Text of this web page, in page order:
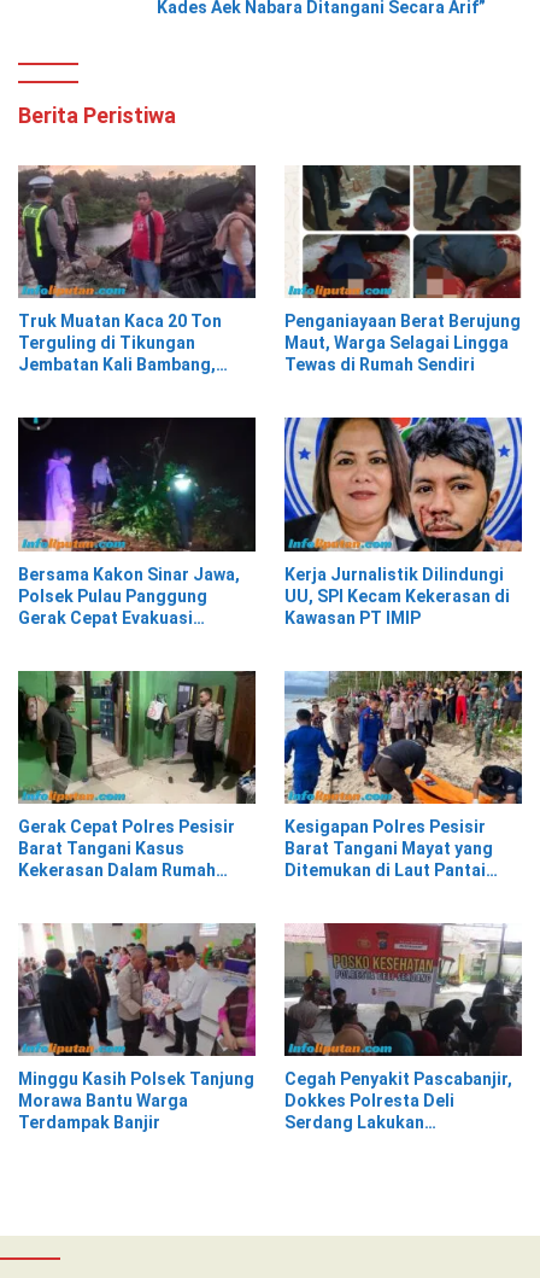
Kades Aek Nabara Ditangani Secara Arif”
Berita Peristiwa
Truk Muatan Kaca 20 Ton
Terguling di Tikungan
Jembatan Kali Bambang,
Penganiayaan Berat Berujung
Maut, Warga Selagai Lingga
Tewas di Rumah Sendiri
Bersama Kakon Sinar Jawa,
Polsek Pulau Panggung
Gerak Cepat Evakuasi
Kerja Jurnalistik Dilindungi
UU, SPI Kecam Kekerasan di
Kawasan PT IMIP
Gerak Cepat Polres Pesisir
Barat Tangani Kasus
Kekerasan Dalam Rumah
Kesigapan Polres Pesisir
Barat Tangani Mayat yang
Ditemukan di Laut Pantai
Minggu Kasih Polsek Tanjung
Morawa Bantu Warga
Terdampak Banjir
Cegah Penyakit Pascabanjir,
Dokkes Polresta Deli
Serdang Lakukan